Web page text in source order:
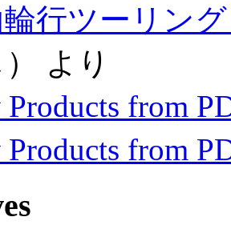
行ツーリン
より
Products from
Products from